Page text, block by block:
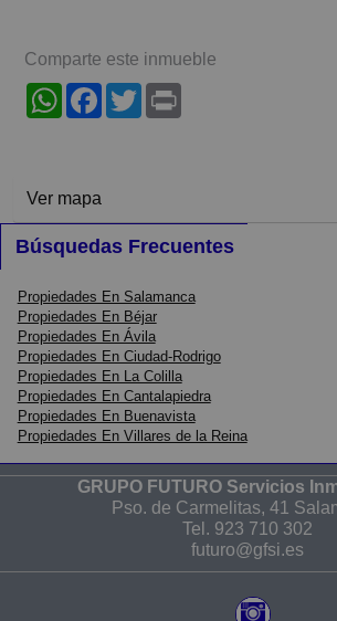
Comparte este inmueble
WhatsAppFacebook
Twitter
Ver mapa
Búsquedas Frecuentes
Propiedades En Salamanca
Propiedades En Béjar
Propiedades En Ávila
Propiedades En Ciudad-Rodrigo
Propiedades En La Colilla
Propiedades En Cantalapiedra
Propiedades En Buenavista
Propiedades En Villares de la Reina
GRUPO FUTURO Servicios
Pso. de Carmelitas, 41
Tel. 923 710 302
futuro@gfsi.es